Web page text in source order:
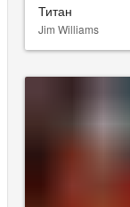
Титан
Jim Williams